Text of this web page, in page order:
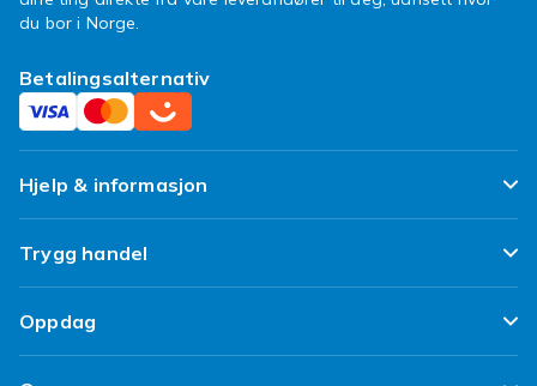
du bor i Norge.
Betalingsalternativ
Hjelp & informasjon
Ofte stilte spørsmål
Spor pakken min
Angre & returner her
Trygg handel
Fornøyd kunde-løfte
Kundeanmeldelser
Oppdag
Design dine egne klær